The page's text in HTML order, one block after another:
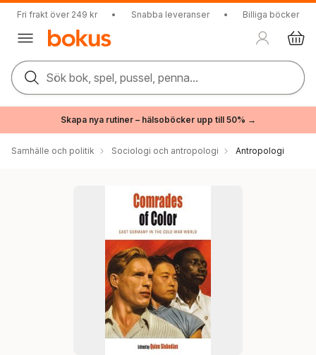
Fri frakt över 249 kr • Snabba leveranser • Billiga böcker
Sök bok, spel, pussel, penna...
Skapa nya rutiner – hälsoböcker upp till 50% →
Samhälle och politik Sociologi och antropologi Antropologi